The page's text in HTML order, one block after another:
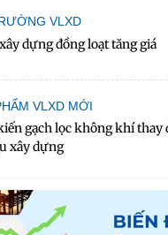
VLXD
dựng đồng loạt tăng giá
VLXD MỚI
gạch lọc không khí thay
xây dựng